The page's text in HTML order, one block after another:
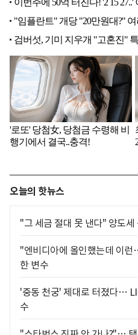
오늘의 핫뉴스
"그 세금 절대 못 낸다" 양도
"엔비디아에 올인했는데 이
한 변수
'중동 천궁' 제대로 터졌다…
수